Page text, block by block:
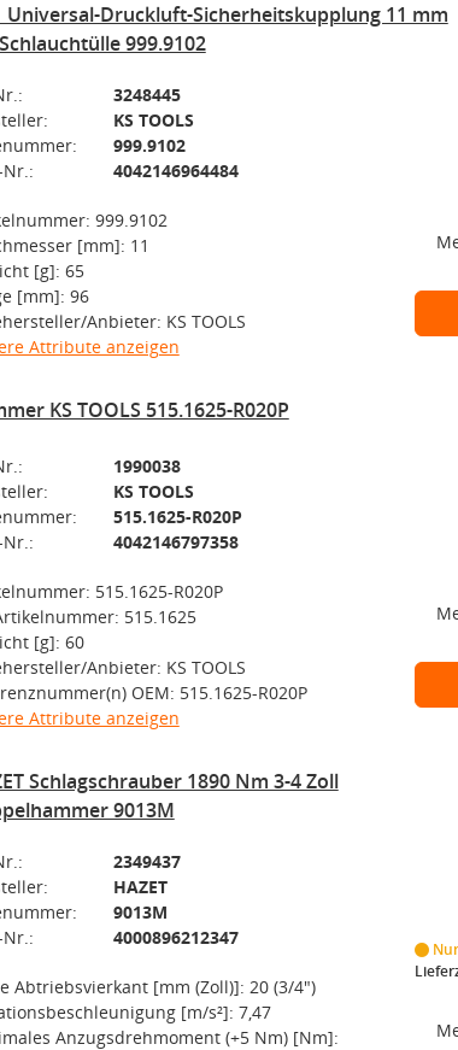
Universal-Druckluft-Sicherheitskupplung 11 mm
999.9102
3248445
KS TOOLS
999.9102
Nr.:
4042146964484
999.9102
[mm]: 11
[g]: 65
[mm]: 96
Anbieter: KS TOOLS
Attribute anzeigen
KS TOOLS 515.1625-R020P
1990038
KS TOOLS
515.1625-R020P
Nr.:
4042146797358
515.1625-R020P
515.1625
[g]: 60
Anbieter: KS TOOLS
OEM: 515.1625-R020P
Attribute anzeigen
Schlagschrauber 1890 Nm 3-4 Zoll
9013M
2349437
HAZET
9013M
Nr.:
4000896212347
Abtriebsvierkant [mm (Zoll)]: 20 (3/4")
[m/s²]: 7,47
Anzugsdrehmoment (+5 Nm) [Nm]: